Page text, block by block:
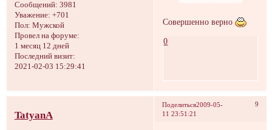
Сообщений: 3981
Уважение: +701
Пол: Мужской
Провел на форуме:
1 месяц 12 дней
Последний визит:
2021-02-03 15:29:41
Совершенно верно
0
Поделиться 9
2009-05-
11 23:51:21
TatyanA